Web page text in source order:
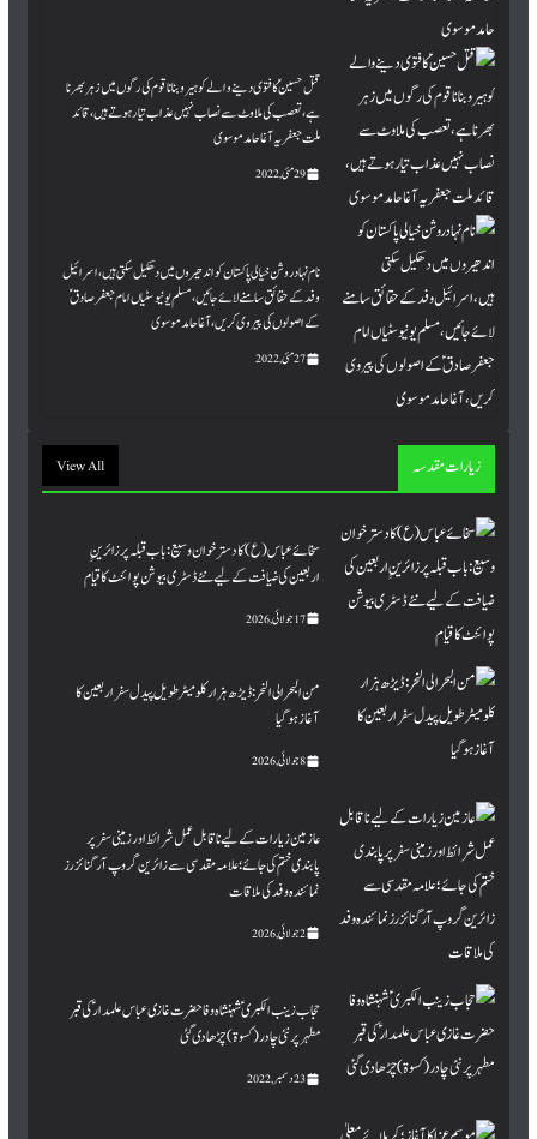
قتل حسین ؑ کا فتوی دینے والے کوہیرو بنانا قوم کی رگوں میں زہر بھرنا
ہے،تعصب کی ملاوٹ سے نصاب نہیں عذاب تیار ہوتے ہیں، قائد
ملت جعفریہ آغا حامد موسوی
29 مئی, 2022
نام نہادروشن خیالی پاکستان کو اندھیروں میں دھکیل سکتی ہیں،اسرائیل
وفد کے حقائق سامنے لائے جائیں،مسلم یونیوسٹیاں امام جعفر صادق ؑ
کے اصولوں کی پیروی کریں، آغا حامد موسوی
27 مئی, 2022
زیارات مقدسہ View All
سخائے عباس (ع) کا دسترخوان وسیع: باب قبلہ پر زائرینِِ
اربعین کی ضیافت کے لیے نئے ڈسٹری بیوشن پوائنٹ کا قیام
17 جولائی, 2026
من البحر الی النحر : ڈیڑھ ہزار کلومیٹر طویل پیدل سفر اربعین کا
آغاز ہو گیا
8 جولائی, 2026
عازمین زیارات کے لیے ناقابل عمل شرائط اور زمینی سفر پر
پابندی ختم کی جائے؛ علامہ مقدسی سے زائرین گروپ آرگنائزرز
نمائندہ وفد کی ملاقات
2 جولائی, 2026
حجاب زینب الکبری ؑ شہنشاہ وفا حضرت غازی عباس علمدار ؑ کی قبر
مطہرپر نئی چادر (کسوۃ ) چڑھا دی گئی
23 دسمبر, 2022